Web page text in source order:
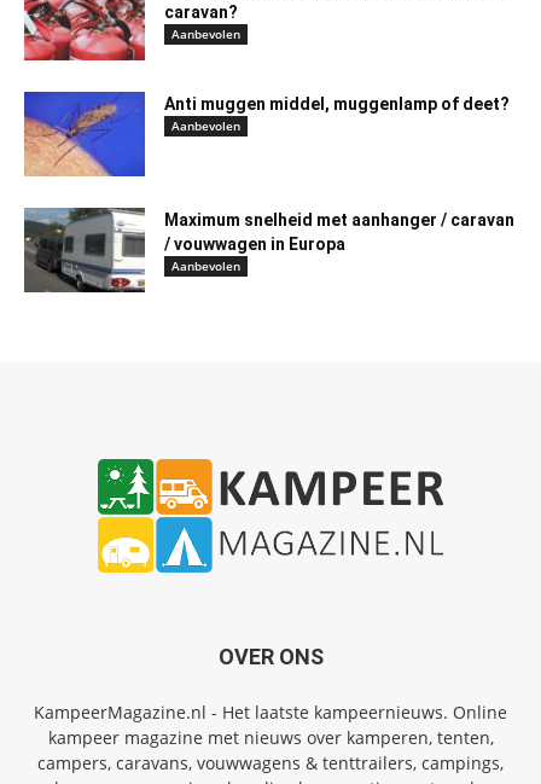
caravan?
Aanbevolen
Anti muggen middel, muggenlamp of deet?
Aanbevolen
Maximum snelheid met aanhanger / caravan
/ vouwwagen in Europa
Aanbevolen
OVER ONS
KampeerMagazine.nl - Het laatste kampeernieuws. Online
kampeer magazine met nieuws over kamperen, tenten,
campers, caravans, vouwwagens & tenttrailers, campings,